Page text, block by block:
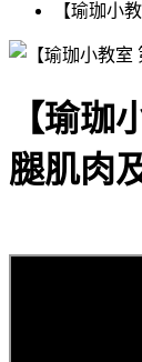
【瑜珈小
【瑜珈
腿肌肉